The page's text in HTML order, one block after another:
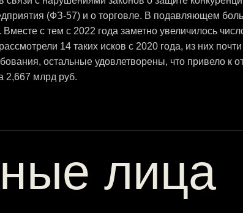
(ФЗ-57) и о торговле. В подавляющем
с тем с 2022 года заметно увеличилось
14 таких исков с 2020 года, из них
остальные удовлетворены, что привело к
2,667 млрд руб.
лица